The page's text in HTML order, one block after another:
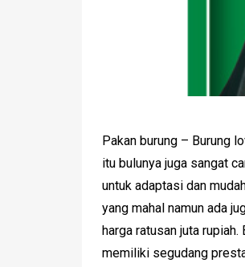
Pakan burung – Burung
itu bulunya juga sangat
untuk adaptasi dan
yang mahal namun ada
harga ratusan juta
memiliki segudang